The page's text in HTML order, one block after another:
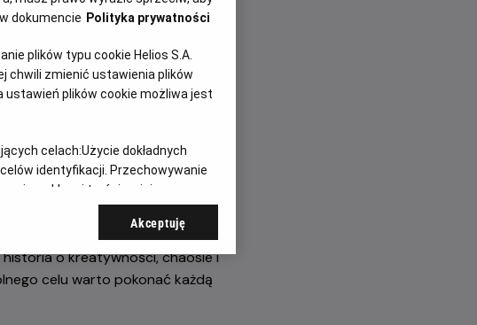
które postanawiają
spod kontroli, gdy przez
muszą połączyć siły, aby
o kreatywności, chaosie i
celu warto pokonać każdą
dokumencie Polityka prywatności
plików typu cookie Helios S.A.
chwili zmienić ustawienia plików
ustawień plików cookie możliwa jest
celach:Użycie dokładnych
identyfikacji. Przechowywanie
reklam i treści, opinie
Akceptuję